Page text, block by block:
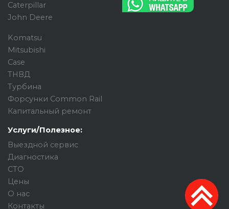
Caterpillar
John Deere
Komatsu
Mitsubishi
Case
ТНВД
Турбина
Форсунки Common Rail
Капитальный ремонт
Услуги/Полезное:
Выездной сервис
Диагностика
СТО
Цены
О нас
Контакты